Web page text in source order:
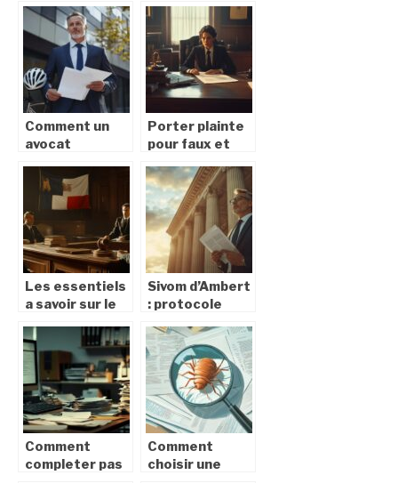
résoudre des
litiges
rapidement et
économiquement
employeur ?
Les 10
situations de
licenciement
injustifié
Comment un
avocat
optimiser votre
indemnisation
après un
accident de
vélo
Porter plainte
pour faux et
Distinguer faux
materiel et
intellectuel
Les essentiels
a savoir sur le
francais : une
harmonisation
avec les
standards
internationaux
Sivom d’Ambert
: protocole
des seniors
lors d’un
licenciement
pour inaptitude
Comment
completer pas
Comment
choisir une